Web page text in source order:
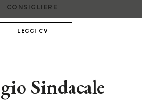
CONSIGLIERE
LEGGI CV
Sindacale